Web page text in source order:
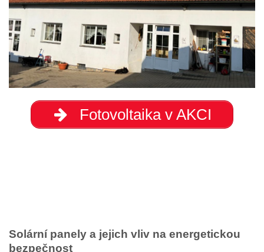
Fotovoltaika v AKCI
Solární panely a jejich vliv na energetickou
bezpečnost